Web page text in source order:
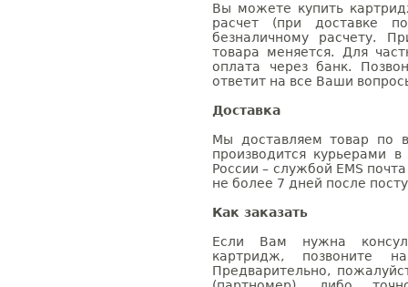
Вы можете купить
расчет (при доставке
безналичному расчету.
товара меняется. Для
оплата через банк.
ответит на все Ваши
Доставка
Мы доставляем товар по
производится курьерами
России – службой EMS
не более 7 дней после
Как заказать
Если Вам нужна
картридж, позвоните
Предварительно,